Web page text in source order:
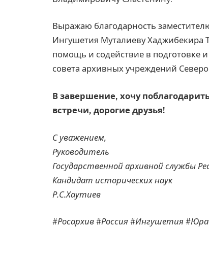
Выражаю благодарность
Ингушетия Муталиеву Хаджибекира
помощь и содействие в подготовке
совета архивных учреждений
В завершение, хочу
встречи, дорогие друзья!
С уважением,
Руководитель
Государственной архивной службы
Кандидат исторических наук
Р.С.Хаутиев
#Росархив #Россия #Ингушетия